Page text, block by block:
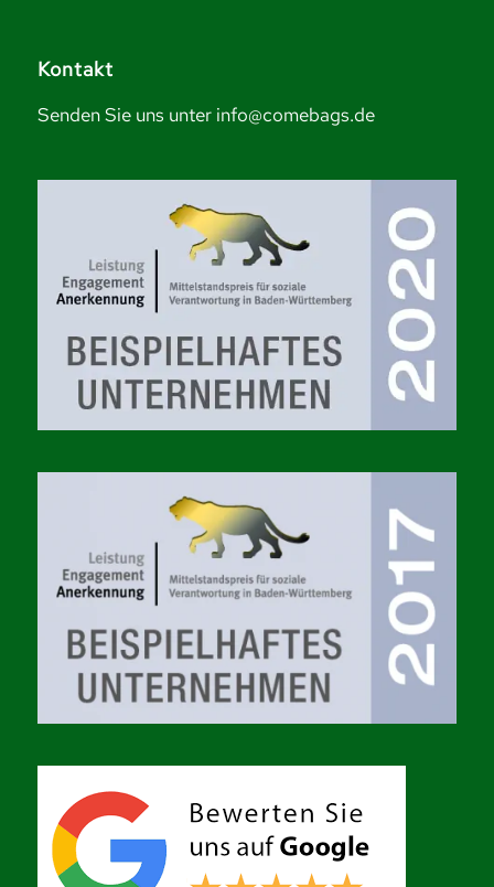
Kontakt
Senden Sie uns unter info@comebags.de